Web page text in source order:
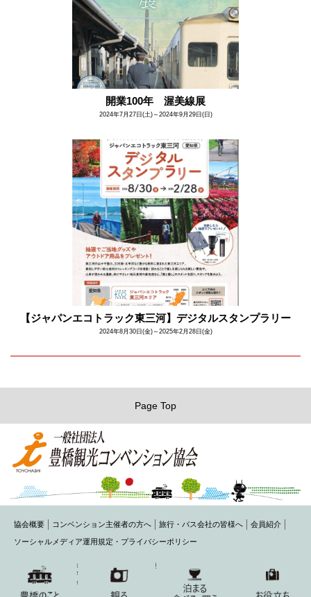
開業100年 渥美線展
2024年7月27日(土)～2024年9月29日(日)
【ジャパンエコトラック東三河】デジタルスタンプラリー
2024年8月30日(金)～2025年2月28日(金)
Page Top
協会概要 コンベンション主催者の方へ 旅行・バス会社の皆様へ 会員紹介
ソーシャルメディア運用規定・プライバシーポリシー
〒440-0075 豊橋市花田町字石塚42-1(豊橋商工会議所内)
TEL： 0532-54-1484 FAX： 0532-54-2220
MAIL： toyohashi@honokuni.or.jp